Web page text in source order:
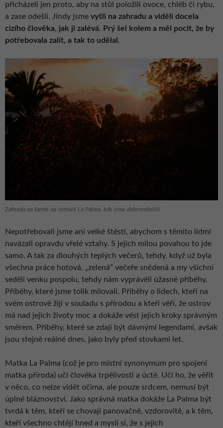
přicházeli jen proto, aby na stůl položili ovoce, chléb či rybu,
a zase odešli. Jindy jsme vyšli na zahradu a viděli docela
cizího člověka, jak ji zalévá. Prý šel kolem a měl pocit, že by
potřebovala zalít, a tak to udělal .
Zahrada na farmě na ostrově La Palma, kde jsme dobrovolničili.
Nepotřebovali jsme ani velké štěstí, abychom s těmito lidmi
navázali opravdu vřelé vztahy. S jejich milou povahou to jde
samo. A tak za dlouhých teplých večerů, tehdy, když už byla
všechna práce hotová, „zelená“ večeře snědená a my všichni
seděli venku pospolu, tehdy nám vyprávěli úžasné příběhy.
Příběhy, které jsme tolik milovali. Příběhy o lidech, kteří na
svém ostrově žijí v souladu s přírodou a kteří věří, že ostrov
má nad jejich životy moc a dokáže vést jejich kroky správným
směrem. Příběhy, které se zdají být dávnými legendami, avšak
jsou stejně reálné dnes, jako byly před stovkami let.
Matka La Palma (což je pro místní synonymum pro spojení
matka příroda) učí člověka trpělivosti a úctě. Učí ho, že věřit
v něco, co nelze vidět očima, ale pouze srdcem, nemusí být
úplné bláznovství. Jako správná matka dokáže La Palma být
tvrdá k těm, kteří se chovají panovačně, vzdorovitě, a k těm,
kteří všechno chtějí hned a myslí si, že s jejich